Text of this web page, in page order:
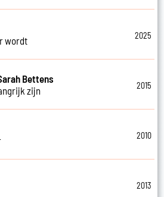
wordt
2025
Bettens
zijn
2015
2010
2013